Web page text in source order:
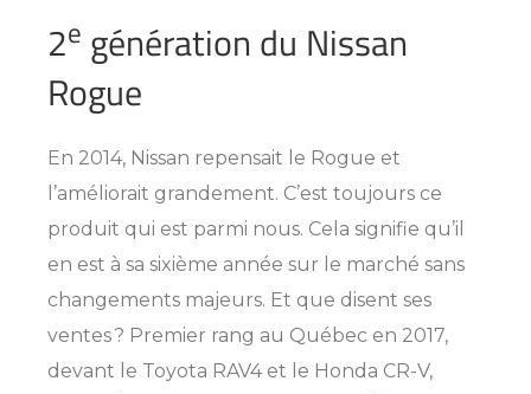
2e génération du Nissan
Rogue
En 2014, Nissan repensait le Rogue et
l’améliorait grandement. C’est toujours ce
produit qui est parmi nous. Cela signifie qu’il
en est à sa sixième année sur le marché sans
changements majeurs. Et que disent ses
ventes ? Premier rang au Québec en 2017,
devant le Toyota RAV4 et le Honda CR-V,